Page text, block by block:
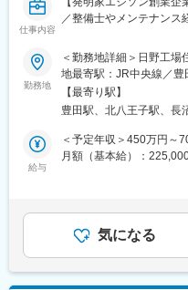
ップできる環境です。
当社は「医療の限界をな
医療機器・デジタルソリ
グローバル企業ならでは
働きやすい福利厚生や柔
す。自らの技術で社会貢
できる環境です。
仕事内容
／整備士やメンテナンス
■業務内容：
医療画像診断装置（
（LCS）、生体モニター
の一員として、下記のよ
・医療装置の保守 修理、
・機器導入後の技術支
・技術的な問い合わせ対
■就業環境：年間を通し
っており、夜間の対応に
対応はコールセンターが
勤務地
＜勤務地詳細＞日野工
地最寄駅：JR中央線／
範囲：会社の定める事業
【最寄り駅】
豊田駅、北八王子駅、長
給与
＜予定年収＞450万円～
月額（基本給）：
までも目安の金額であり
す。月給(月額)は固定手
安の金額であり、選考を
(月額)は固定手当を含め
気になる